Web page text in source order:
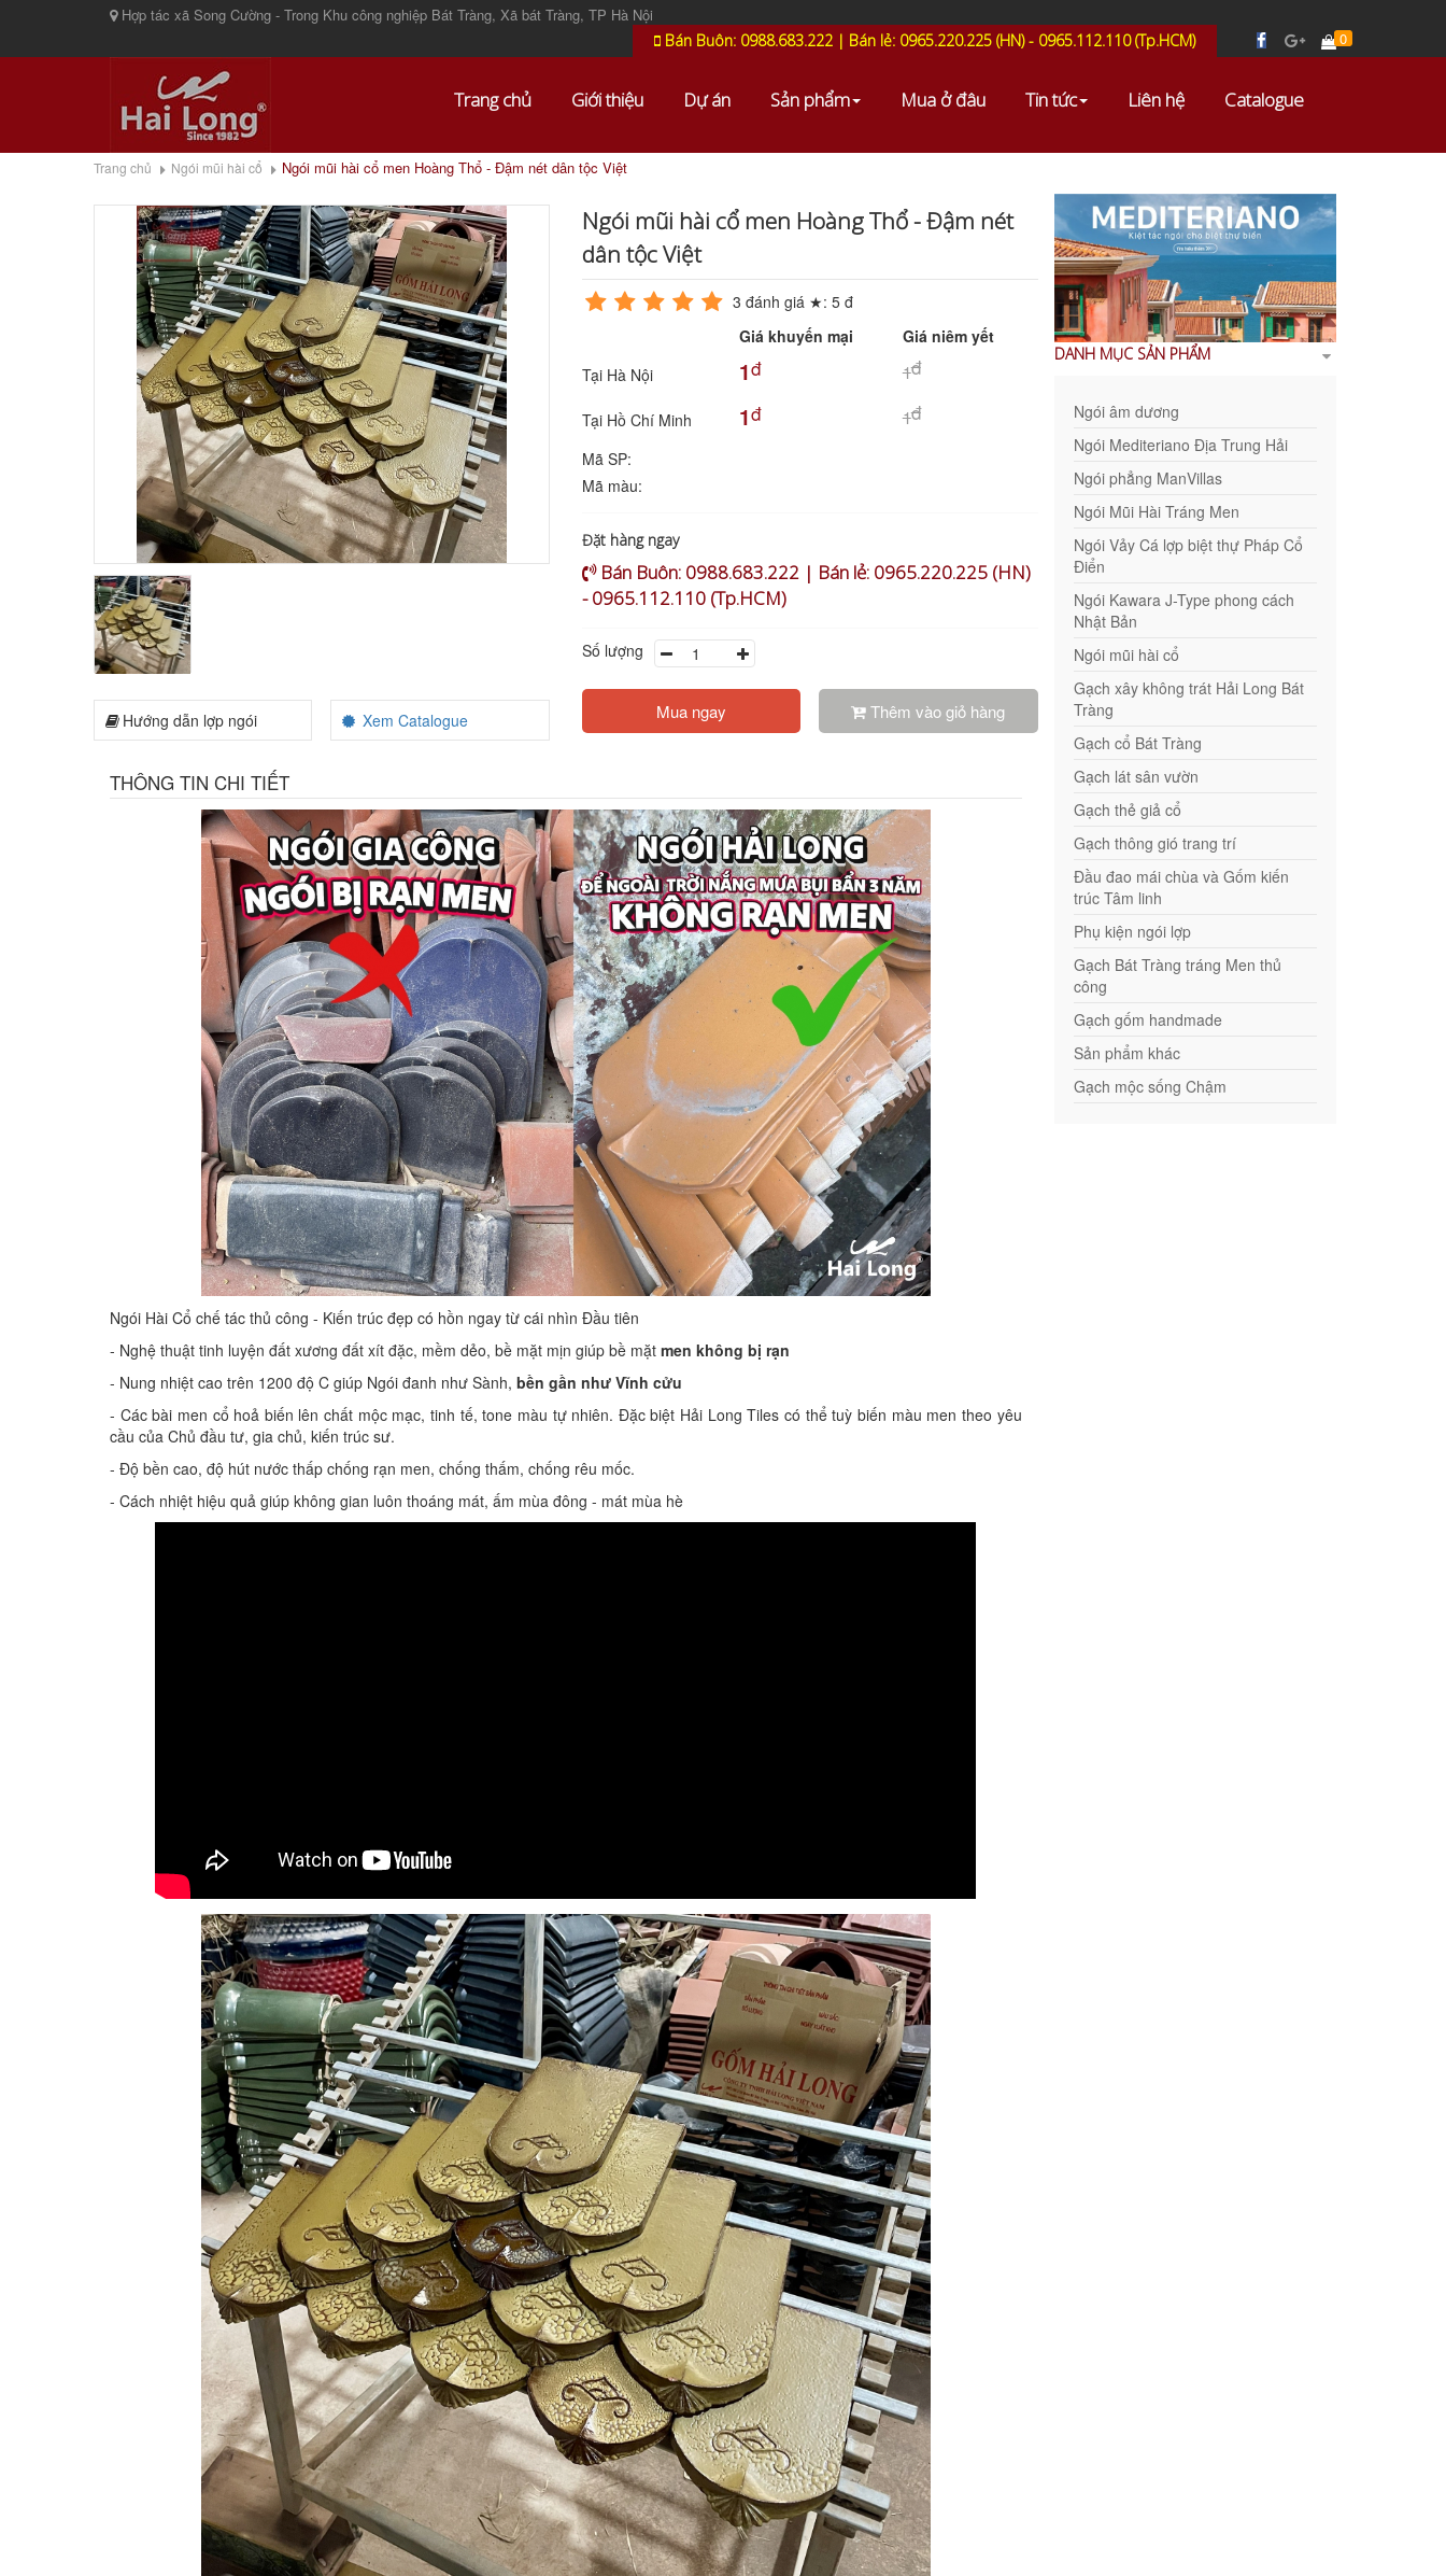
Hợp tác xã Song Cường - Trong Khu công nghiệp Bát Tràng, Xã bát Tràng, TP Hà Nội
Bán Buôn: 0988.683.222 | Bán lẻ: 0965.220.225 (HN) - 0965.112.110 (Tp.HCM)
0
Trang chủ Giới thiệu Dự án Sản phẩm Mua ở đâu Tin tức Liên hệ Catalogue
Trang chủ Ngói mũi hài cổ Ngói mũi hài cổ men Hoàng Thổ - Đậm nét dân tộc Việt
Hướng dẫn lợp ngói Xem Catalogue
Ngói mũi hài cổ men Hoàng Thổ - Đậm nét
dân tộc Việt
3 đánh giá ★: 5đ
Giá khuyến mại
Giá niêm yết
Tại Hà Nội
1đ 1đ
Tại Hồ Chí Minh 1đ 1đ
Mã SP:
Mã màu:
Đặt hàng ngay
Bán Buôn: 0988.683.222 | Bán lẻ: 0965.220.225 (HN)
- 0965.112.110 (Tp.HCM)
Số lượng
Mua ngay Thêm vào giỏ hàng
THÔNG TIN CHI TIẾT
Ngói Hài Cổ chế tác thủ công - Kiến trúc đẹp có hồn ngay từ cái nhìn Đầu tiên
- Nghệ thuật tinh luyện đất xương đất xít đặc, mềm dẻo, bề mặt mịn giúp bề mặt men không bị rạn
- Nung nhiệt cao trên 1200 độ C giúp Ngói đanh như Sành, bền gần như Vĩnh cửu
- Các bài men cổ hoả biến lên chất mộc mạc, tinh tế, tone màu tự nhiên. Đặc biệt Hải Long Tiles có thể tuỳ biến màu men theo yêu
cầu của Chủ đầu tư, gia chủ, kiến trúc sư.
- Độ bền cao, độ hút nước thấp chống rạn men, chống thấm, chống rêu mốc.
- Cách nhiệt hiệu quả giúp không gian luôn thoáng mát, ấm mùa đông - mát mùa hè
DANH MỤC SẢN PHẨM
Ngói âm dương
Ngói Mediteriano Địa Trung Hải
Ngói phẳng ManVillas
Ngói Mũi Hài Tráng Men
Ngói Vảy Cá lợp biệt thự Pháp Cổ
Điển
Ngói Kawara J-Type phong cách
Nhật Bản
Ngói mũi hài cổ
Gạch xây không trát Hải Long Bát
Tràng
Gạch cổ Bát Tràng
Gạch lát sân vườn
Gạch thẻ giả cổ
Gạch thông gió trang trí
Đầu đao mái chùa và Gốm kiến
trúc Tâm linh
Phụ kiện ngói lợp
Gạch Bát Tràng tráng Men thủ
công
Gạch gốm handmade
Sản phẩm khác
Gạch mộc sống Chậm